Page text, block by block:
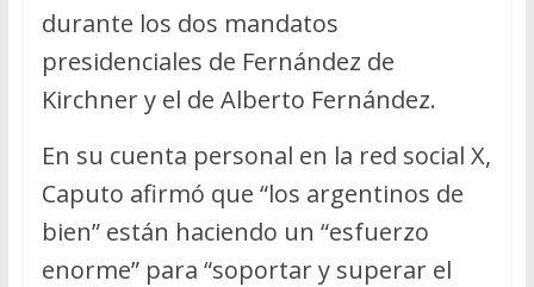
durante los dos mandatos
presidenciales de Fernández de
Kirchner y el de Alberto Fernández.
En su cuenta personal en la red social X,
Caputo afirmó que “los argentinos de
bien” están haciendo un “esfuerzo
enorme” para “soportar y superar el